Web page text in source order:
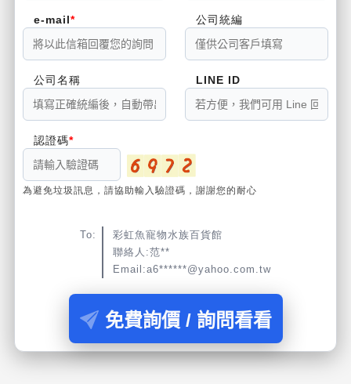
e-mail 公司統編
公司名稱 LINE ID
認證碼
為避免垃圾訊息，請協助輸入驗證碼，謝謝您的耐心
To:
彩虹魚寵物水族百貨館
聯絡人:范**
Email:a6******@yahoo.com.tw
免費詢價 / 詢問看看